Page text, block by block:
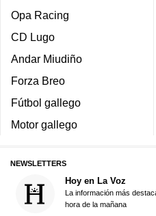
Opa Racing
CD Lugo
Andar Miudiño
Forza Breo
Fútbol gallego
Motor gallego
NEWSLETTERS
Hoy en La Voz
La información más
hora de la mañana